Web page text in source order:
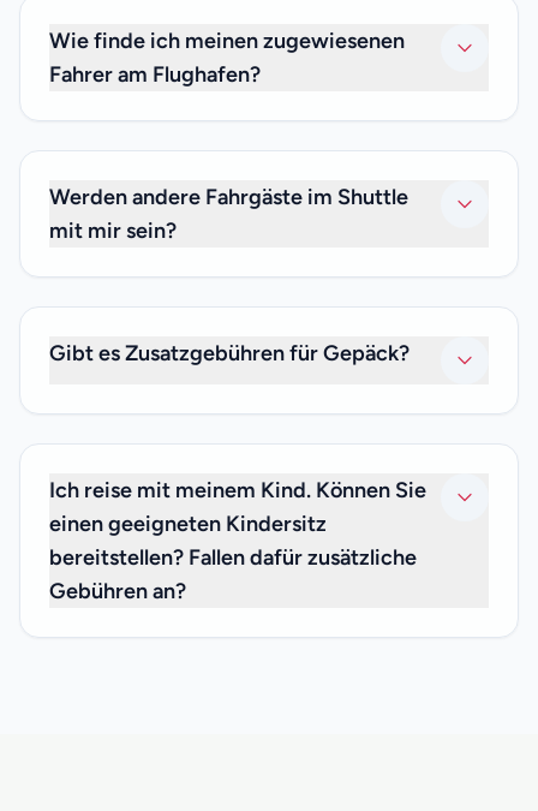
Wie finde ich meinen zugewiesenen
Fahrer am Flughafen?
Wenn Sie den Fahrer nicht finden können, rufen Sie uns
bitte unter +33 (0)6 59 19 82 87 an.
Werden andere Fahrgäste im Shuttle
mit mir sein?
Shuttle. Wir bieten keine gemeinsamen Transferdienste
an.
Gibt es Zusatzgebühren für Gepäck?
über zusätzliche Gebühren machen.
Ich reise mit meinem Kind. Können Sie
einen geeigneten Kindersitz
bereitstellen? Fallen dafür zusätzliche
Gebühren an?